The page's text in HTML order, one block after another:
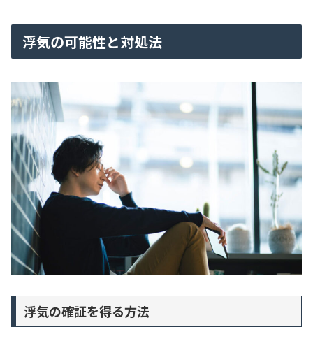
浮気の可能性と対処法
浮気の確証を得る方法